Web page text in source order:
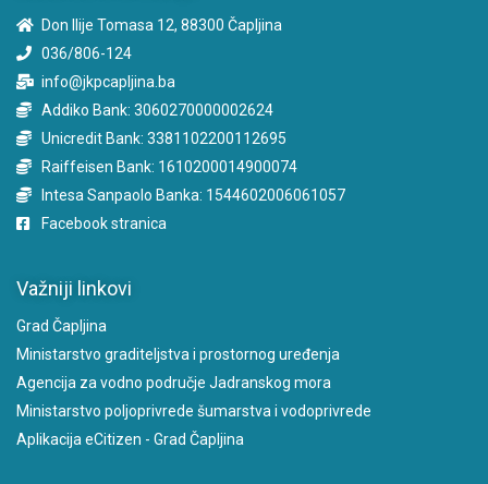
Don Ilije Tomasa 12, 88300 Čapljina
036/806-124
info@jkpcapljina.ba
Addiko Bank: 3060270000002624
Unicredit Bank: 3381102200112695
Raiffeisen Bank: 1610200014900074
Intesa Sanpaolo Banka: 1544602006061057
Facebook stranica
Važniji linkovi
Grad Čapljina
Ministarstvo graditeljstva i prostornog uređenja
Agencija za vodno područje Jadranskog mora
Ministarstvo poljoprivrede šumarstva i vodoprivrede
Aplikacija eCitizen - Grad Čapljina